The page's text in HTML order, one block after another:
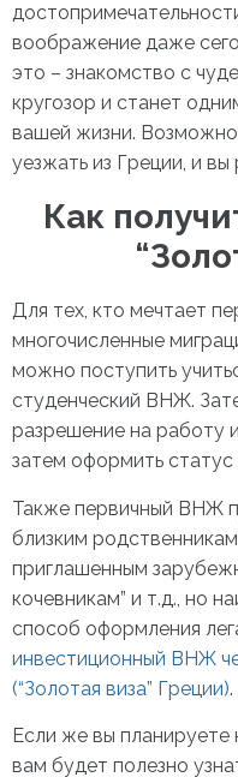
воображение даже
это – знакомство с
кругозор и станет
вашей жизни.
уезжать из Греции, и
Как
Для тех, кто мечтает
многочисленные
можно поступить
студенческий ВНЖ.
разрешение на работу
затем оформить
Также первичный ВНЖ
близким
приглашенным
кочевникам” и т.д., но
способ оформления
инвестиционный ВНЖ
(“Золотая виза” Греции).
Если же вы планируете
вам будет полезно